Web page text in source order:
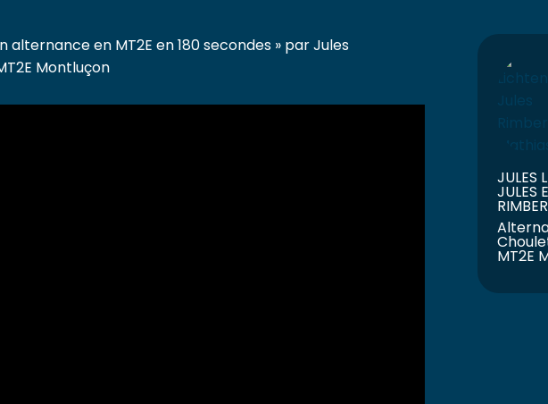
alternance en MT2E en 180 secondes » par Jules
Montluçon
JULES
JULES
MT2E